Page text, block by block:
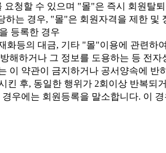
청할 수 있으며 "몰"은 즉시 회원탈
하는 경우, "몰"은 회원자격을 제한 및
등록한 경우
화등의 대금, 기타 "몰"이용에 관련하
해하거나 그 정보를 도용하는 등 전자
이 약관이 금지하거나 공서양속에 반
킨 후, 동일한 행위가 2회이상 반복
우에는 회원등록을 말소합니다. 이